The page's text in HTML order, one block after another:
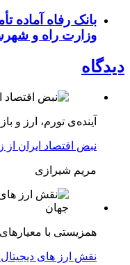
بانک رفاه آماده
وزارت راه و
دیدگاه
آینده‌ی تورم، ارز و
نبض اقتصاد ایران از
مریم شیرازی
همزیستی با
نقش ارز های